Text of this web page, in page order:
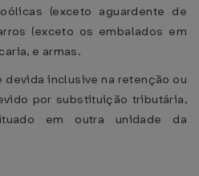
(exceto aguardente de
(exceto os embalados em
e armas.
inclusive na retenção ou
por substituição tributária,
em outra unidade da